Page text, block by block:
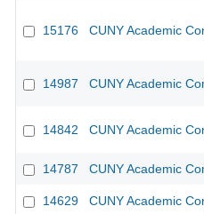
15176 CUNY Academic
14987 CUNY Academic
14842 CUNY Academic
14787 CUNY Academic
14629 CUNY Academic